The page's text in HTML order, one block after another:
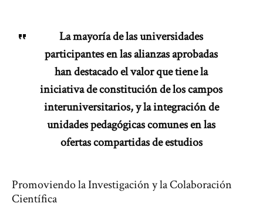
La mayoría de las universidades
participantes en las alianzas aprobadas
han destacado el valor que tiene la
iniciativa de constitución de los campos
interuniversitarios, y la integración de
unidades pedagógicas comunes en las
ofertas compartidas de estudios
Promoviendo la Investigación y la Colaboración
Científica